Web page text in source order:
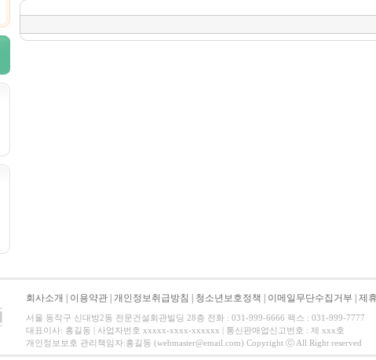
회사소개 이용약관 개인정보취급방침 청소년보호정책 이메일무단수집거부 제
서울 동작구 신대방2동 전문건설회관빌딩 28층 전화 : 031-999-6666 팩스 : 031-999-7777
대표이사: 홍길동 | 사업자번호 xxxxx-xxxx-xxxxxx | 통신판매업신고번호 : 제 xxx호
개인정보보호 관리책임자:홍길동 (webmaster@email.com) Copyright ⓒ All Right reserved